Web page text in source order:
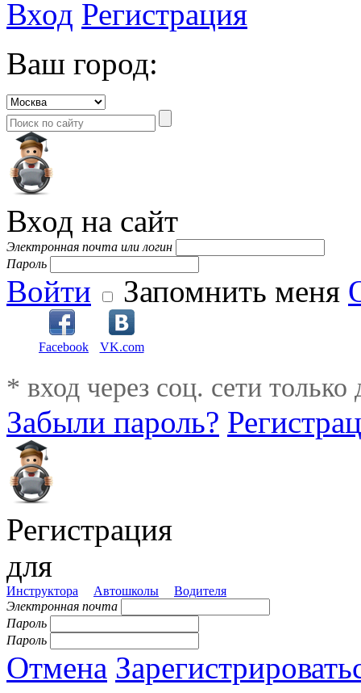
Вход Регистрация
Ваш город:
Вход на сайт
Электронная почта или логин
Пароль
Войти Запомнить меня
Facebook VK.com
* вход через соц. сети
Забыли пароль?
Регистрация
для
Инструктора Автошколы
Водителя
Электронная почта
Пароль
Пароль
Отмена